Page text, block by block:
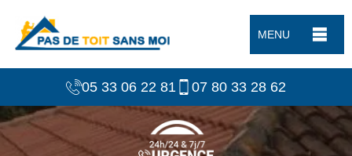
MENU
05 33 06 22 81 07 80 33 28 62